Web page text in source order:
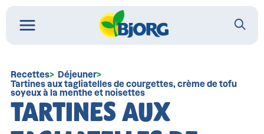
Recettes
Déjeuner
Tartines aux tagliatelles de courgettes, crème de tofu
soyeux à la menthe et noisettes
TARTINES AUX